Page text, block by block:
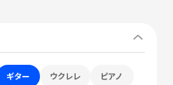
ギター ウクレレ ピアノ